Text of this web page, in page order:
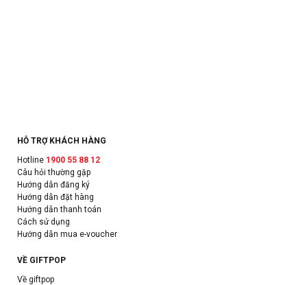
HỖ TRỢ KHÁCH HÀNG
Hotline 1900 55 88 12
Câu hỏi thường gặp
Hướng dẫn đăng ký
Hướng dẫn đặt hàng
Hướng dẫn thanh toán
Cách sử dụng
Hướng dẫn mua e-voucher
VỀ GIFTPOP
Về giftpop